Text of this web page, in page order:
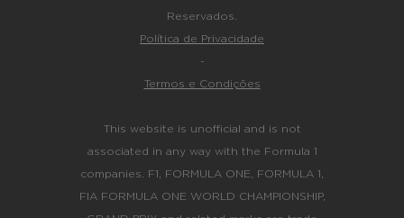
Reservados.
Política de Privacidade
-
Termos e Condições
This website is unofficial and is not
associated in any way with the Formula 1
companies. F1, FORMULA ONE, FORMULA 1,
FIA FORMULA ONE WORLD CHAMPIONSHIP,